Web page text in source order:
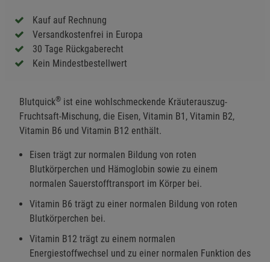
Kauf auf Rechnung
Versandkostenfrei in Europa
30 Tage Rückgaberecht
Kein Mindestbestellwert
Blutquick® ist eine wohlschmeckende Kräuterauszug-
Fruchtsaft-Mischung, die Eisen, Vitamin B1, Vitamin B2,
Vitamin B6 und Vitamin B12 enthält.
Eisen trägt zur normalen Bildung von roten
Blutkörperchen und Hämoglobin sowie zu einem
normalen Sauerstofftransport im Körper bei.
Vitamin B6 trägt zu einer normalen Bildung von roten
Blutkörperchen bei.
Vitamin B12 trägt zu einem normalen
Energiestoffwechsel und zu einer normalen Funktion des